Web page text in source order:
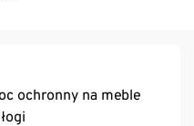
ochronny na meble